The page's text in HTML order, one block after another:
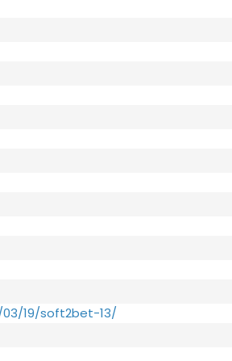
19/soft2bet-13/